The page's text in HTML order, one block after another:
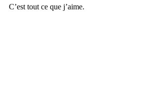
C’est tout ce que j’aime.